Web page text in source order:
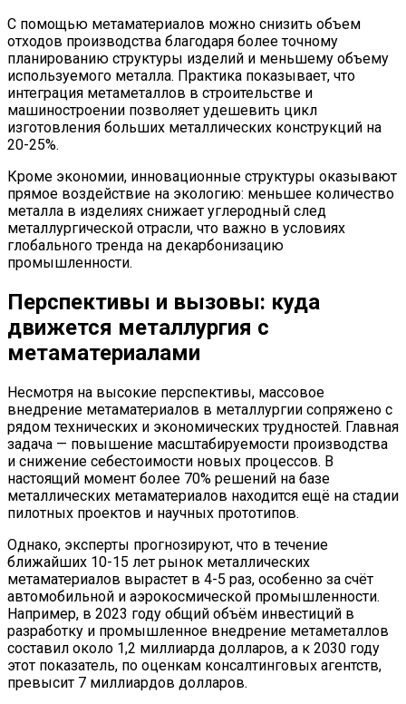
С помощью метаматериалов можно снизить объем
отходов производства благодаря более точному
планированию структуры изделий и меньшему объему
используемого металла. Практика показывает, что
интеграция метаметаллов в строительстве и
машиностроении позволяет удешевить цикл
изготовления больших металлических конструкций на
20-25%.
Кроме экономии, инновационные структуры оказывают
прямое воздействие на экологию: меньшее количество
металла в изделиях снижает углеродный след
металлургической отрасли, что важно в условиях
глобального тренда на декарбонизацию
промышленности.
Перспективы и вызовы: куда
движется металлургия с
метаматериалами
Несмотря на высокие перспективы, массовое
внедрение метаматериалов в металлургии сопряжено с
рядом технических и экономических трудностей. Главная
задача — повышение масштабируемости производства
и снижение себестоимости новых процессов. В
настоящий момент более 70% решений на базе
металлических метаматериалов находится ещё на стадии
пилотных проектов и научных прототипов.
Однако, эксперты прогнозируют, что в течение
ближайших 10-15 лет рынок металлических
метаматериалов вырастет в 4-5 раз, особенно за счёт
автомобильной и аэрокосмической промышленности.
Например, в 2023 году общий объём инвестиций в
разработку и промышленное внедрение метаметаллов
составил около 1,2 миллиарда долларов, а к 2030 году
этот показатель, по оценкам консалтинговых агентств,
превысит 7 миллиардов долларов.